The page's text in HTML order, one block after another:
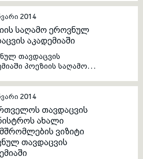
საბაკალავრო
III კურსის იუნკერებმა
ქართველი
მიერ დაწერილი
და ლიტერატურული
წაიკითხეს.
მონაწილეებმა
მეფეებისა და სხვა
ადამიანების
გაიხსენეს.
2014
საღამო ეროვნულ
აკადემიაში
თავდაცვის
პოეზიის საღამო
მიიღეს
სკოლის
საღამოზე ლექსები
თემაზე წაიკითხეს
მარიამ
ეკა ბექაურმა,
და როზმან
2014
თავდაცვის
ახალი
ვიზიტი
თავდაცვის